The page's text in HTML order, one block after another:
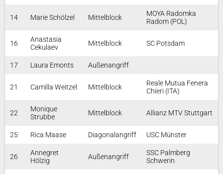
14 Marie Schölzel Mittelblock
MOYA Radomka
Radom (POL)
16
Anastasia
Cekulaev
Mittelblock SC Potsdam
17 Laura Emonts Außenangriff
21 Camilla Weitzel Mittelblock
Reale Mutua Fenera
Chieri (ITA)
22
Monique
Strubbe
Mittelblock Allianz MTV Stuttgart
25 Rica Maase Diagonalangriff USC Münster
26
Annegret
Hölzig
Außenangriff
SSC Palmberg
Schwerin